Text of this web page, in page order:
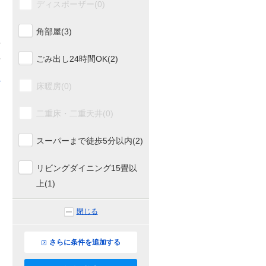
ディスポーザー(0)
角部屋(3)
ごみ出し24時間OK(2)
床暖房(0)
二重床・二重天井(0)
スーパーまで徒歩5分以内(2)
リビングダイニング15畳以
上(1)
閉じる
さらに条件を追加する